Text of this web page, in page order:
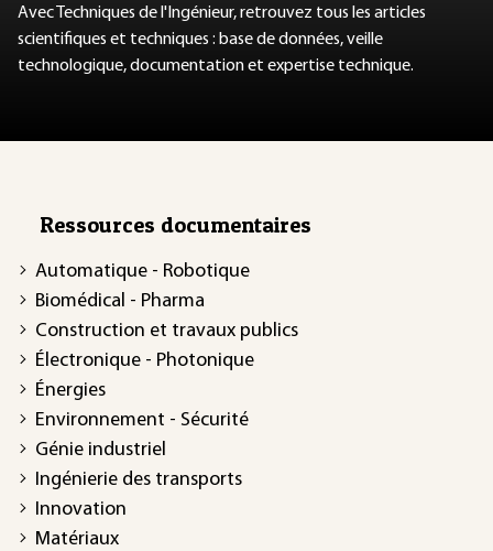
Avec Techniques de l'Ingénieur, retrouvez tous les articles
scientifiques et techniques : base de données, veille
technologique, documentation et expertise technique.
Ressources documentaires
Automatique - Robotique
Biomédical - Pharma
Construction et travaux publics
Électronique - Photonique
Énergies
Environnement - Sécurité
Génie industriel
Ingénierie des transports
Innovation
Matériaux